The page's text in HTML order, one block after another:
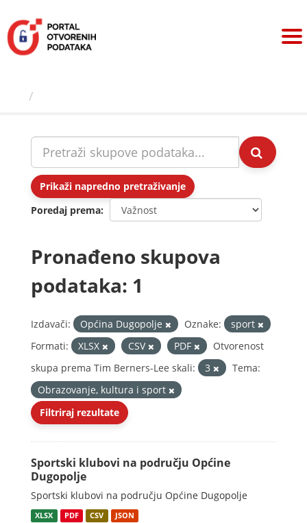
sadržaj
Prikaži napredno pretraživanje
Poredaj prema
Pronađeno skupova
podataka: 1
Izdavači: Općina Dugopolje Oznake:
sport
Formati:
XLSX CSV PDF
Otvorenost
skupa prema Tim Berners-Lee skali:
3
Tema:
Obrazovanje, kultura i sport
Filtriraj rezultate
Sportski klubovi na području Općine
Dugopolje
Sportski klubovi na području Općine Dugopolje
XLSX PDF CSV JSON